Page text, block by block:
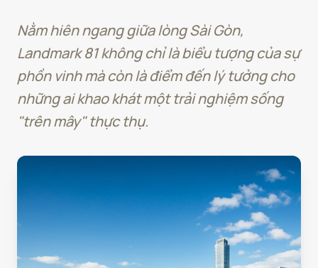
Nằm hiên ngang giữa lòng Sài Gòn,
Landmark 81 không chỉ là biểu tượng của sự
phồn vinh mà còn là điểm đến lý tưởng cho
những ai khao khát một trải nghiệm sống
"trên mây" thực thụ.